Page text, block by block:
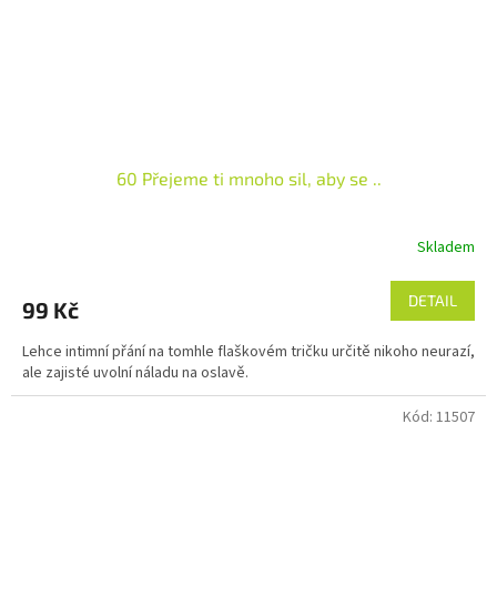
60 Přejeme ti mnoho sil, aby se ..
Skladem
99 Kč DETAIL
Lehce intimní přání na tomhle flaškovém tričku určitě nikoho neurazí,
ale zajisté uvolní náladu na oslavě.
Kód: 11507